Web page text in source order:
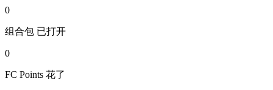
0
组合包 已打开
0
FC Points 花了